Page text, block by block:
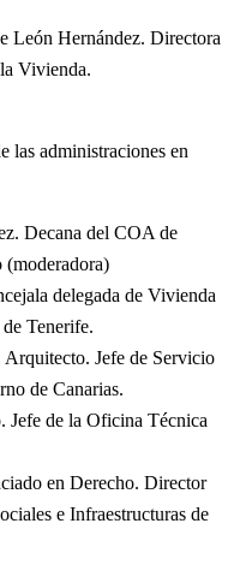
León Hernández. Directora
Vivienda.
las administraciones en
Decana del COA de
delegada de Vivienda
Tenerife.
Jefe de Servicio
de Canarias.
de la Oficina Técnica
en Derecho. Director
e Infraestructuras de